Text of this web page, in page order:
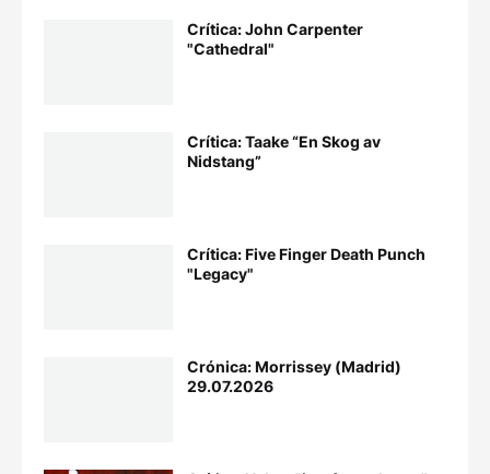
Crítica: John Carpenter
"Cathedral"
Crítica: Taake “En Skog av
Nidstang”
Crítica: Five Finger Death Punch
"Legacy"
Crónica: Morrissey (Madrid)
29.07.2026